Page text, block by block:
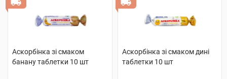
Аскорбінка зі смаком
банану таблетки 10 шт
Аскорбінка зі смаком дині
таблетки 10 шт